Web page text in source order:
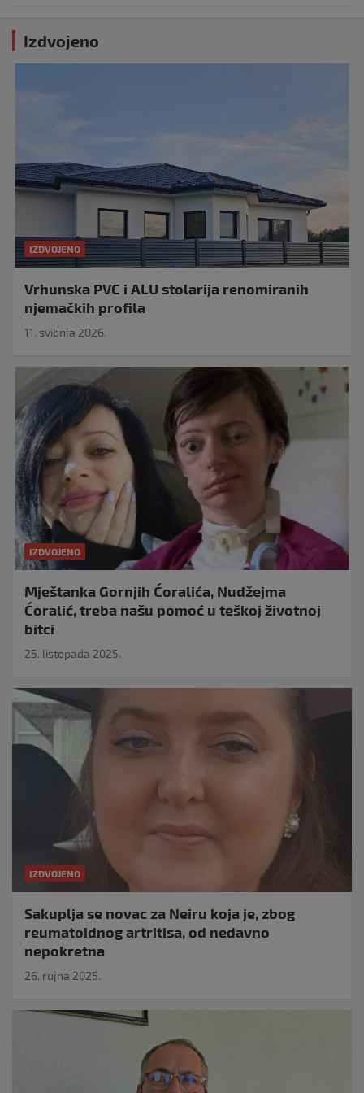
Izdvojeno
IZDVOJENO
Vrhunska PVC i ALU stolarija renomiranih
njemačkih profila
11. svibnja 2026.
IZDVOJENO
Mještanka Gornjih Ćoralića, Nudžejma
Ćoralić, treba našu pomoć u teškoj životnoj
bitci
25. listopada 2025.
IZDVOJENO
Sakuplja se novac za Neiru koja je, zbog
reumatoidnog artritisa, od nedavno
nepokretna
26. rujna 2025.